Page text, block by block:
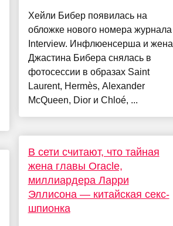
Хейли Бибер появилась на
обложке нового номера журнала
Interview. Инфлюенсерша и жена
Джастина Бибера снялась в
фотосессии в образах Saint
Laurent, Hermès, Alexander
McQueen, Dior и Chloé, ...
В сети считают, что тайная
жена главы Oracle,
миллиардера Ларри
Эллисона — китайская секс-
шпионка